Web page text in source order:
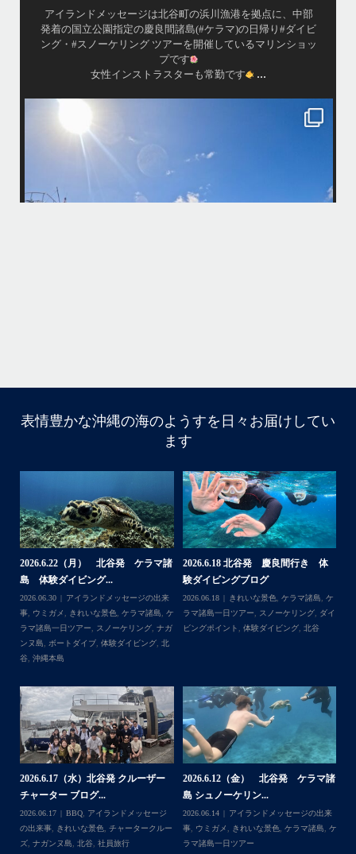
アイランドメッセージは北谷町の浜川漁港を拠点に、中部
発着の国立公園指定の慶良間諸島(#ケラマ)の日帰り#ダイビ
ング・#スノーケリング ツアーを開催しているマリンショッ
プです
女性インストラスターも常勤です
...
たくさんのご利用本当にありがとうございました
BBQにジェットスキー、バナナボート、SUP、パラセーリングなどな
ど…勇海号を拠点に色々お楽しみ頂きましたよ〜
海も荒れずにいい天気の中開催できたので何よりです
また来年もリピートして頂けたら嬉しいです
10月前半クルーザーチャーター
たくさんのご利用本当にありがとうございました
BBQにジェットスキー、バナナボート、SUP、パラセーリ
ングなどなど…勇海号を拠点に色々お楽しみ頂きました
よ〜
・
海も荒れずにいい天気の中開催できたので何よりです
また来年もリピートして頂けたら嬉しいです
・
アイランドメッセージは北谷町の浜川漁港を拠点に、中部
発着の国立公園指定の慶良間諸島(#ケラマ)の日帰り#ダイビ
ング・#スノーケリング ツアーを開催しているマリンショッ
プです
表情豊かな沖縄の海のようすを日々お届けしてい
ます
【台風13号によるツアー中止のお知
らせ】
2026.08.06
アイランドメッセージの出来
事, 台風
2026.8.2（火） 北谷発 ケラマ諸
島 体験ダイビング&...
2026.08.03
アイランドメッセージの出来
事,きれいな景色,ケラマ諸島, ケラマ諸島
一日ツアー ,スノーケリング,ナガンヌ島
2026.7.28（火） 北谷発 ケラマ諸
島 体験ダイビング...
2026.07.30
アイランドメッセージの出来
事,ウミウシ ,きれいな景色, ケラマ諸島,ケ
ラマ諸島一日ツアー,スノーケリング, 体験
ダイビング,北谷
2026.7.23 北谷発 慶良間行き 体
験ダイビング＆シュ...
ケラマ諸島